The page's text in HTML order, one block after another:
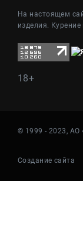
На настоящем
изделия.
18+
© 1999 - 2023, АО
Создание сайта